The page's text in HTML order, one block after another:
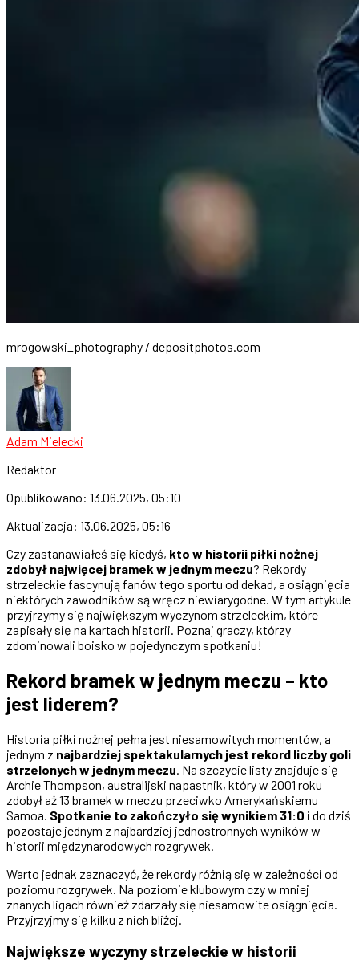
mrogowski_photography / depositphotos.com
Adam Mielecki
Redaktor
Opublikowano: 13.06.2025, 05:10
Aktualizacja: 13.06.2025, 05:16
Czy zastanawiałeś się kiedyś, kto w historii piłki nożnej
zdobył najwięcej bramek w jednym meczu? Rekordy
strzeleckie fascynują fanów tego sportu od dekad, a osiągnięcia
niektórych zawodników są wręcz niewiarygodne. W tym artykule
przyjrzymy się największym wyczynom strzeleckim, które
zapisały się na kartach historii. Poznaj graczy, którzy
zdominowali boisko w pojedynczym spotkaniu!
Rekord bramek w jednym meczu – kto
jest liderem?
Historia piłki nożnej pełna jest niesamowitych momentów, a
jednym z najbardziej spektakularnych jest rekord liczby goli
strzelonych w jednym meczu . Na szczycie listy znajduje się
Archie Thompson, australijski napastnik, który w 2001 roku
zdobył aż 13 bramek w meczu przeciwko Amerykańskiemu
Samoa. Spotkanie to zakończyło się wynikiem 31:0 i do dziś
pozostaje jednym z najbardziej jednostronnych wyników w
historii międzynarodowych rozgrywek.
Warto jednak zaznaczyć, że rekordy różnią się w zależności od
poziomu rozgrywek. Na poziomie klubowym czy w mniej
znanych ligach również zdarzały się niesamowite osiągnięcia.
Przyjrzyjmy się kilku z nich bliżej.
Największe wyczyny strzeleckie w historii